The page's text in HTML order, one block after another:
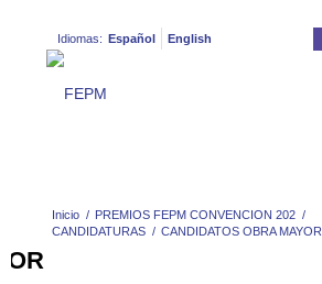
Idiomas: Español English
Inicio / PREMIOS FEPM CONVENCION 202 /
CANDIDATURAS / CANDIDATOS OBRA MAYOR